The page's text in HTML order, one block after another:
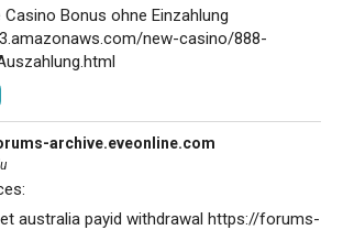
Casino Bonus ohne Einzahlung
new-casino/888-
archive.eveonline.com
australia payid withdrawal https://forums-